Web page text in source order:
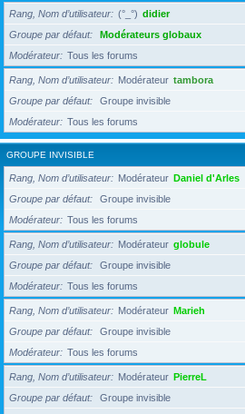
Rang, Nom d’utilisateur (°_°) didier
Groupe par défaut
Modérateurs globaux
Modérateur
Tous les forums
Rang, Nom d’utilisateur Modérateur tambora
Groupe par défaut
Groupe invisible
Modérateur
Tous les forums
GROUPE INVISIBLE
Rang, Nom d’utilisateur Modérateur Daniel d'Arles
Groupe par défaut
Groupe invisible
Modérateur
Tous les forums
Rang, Nom d’utilisateur Modérateur globule
Groupe par défaut
Groupe invisible
Modérateur
Tous les forums
Rang, Nom d’utilisateur Modérateur Marieh
Groupe par défaut
Groupe invisible
Modérateur
Tous les forums
Rang, Nom d’utilisateur Modérateur PierreL
Groupe par défaut
Groupe invisible